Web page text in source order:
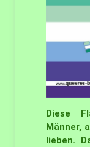
Diese
Männer,
lieben.